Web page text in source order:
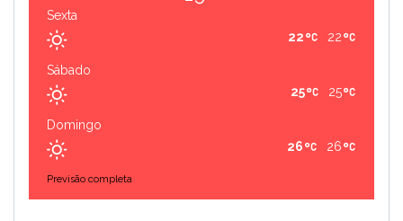
Sexta
22
22
Sábado
25
25
Domingo
26
26
Previsão completa